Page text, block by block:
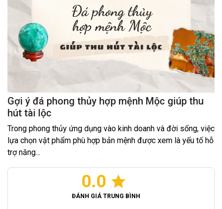
Gợi ý đá phong thủy hợp mệnh Mộc giúp thu
hút tài lộc
Trong phong thủy ứng dụng vào kinh doanh và đời sống, việc
lựa chọn vật phẩm phù hợp bản mệnh được xem là yếu tố hỗ
trợ năng...
0.0
ĐÁNH GIÁ TRUNG BÌNH